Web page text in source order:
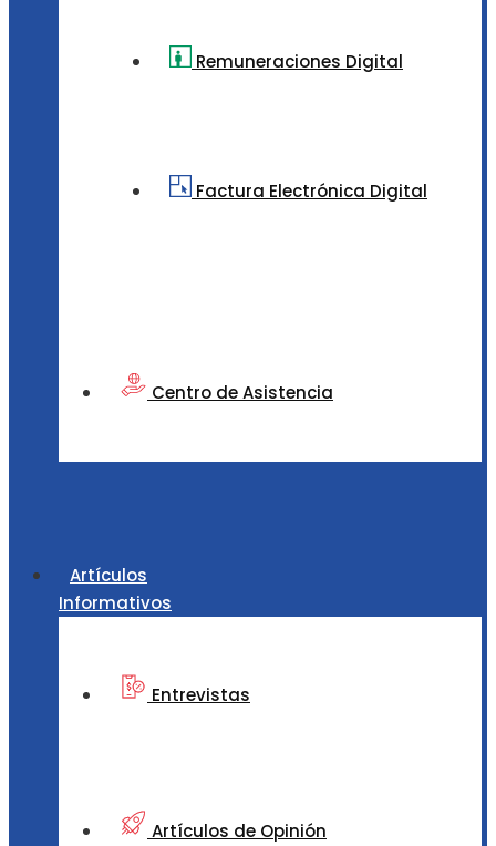
Remuneraciones Digital
Factura Electrónica Digital
Centro de Asistencia
Artículos
Informativos
Entrevistas
Artículos de Opinión